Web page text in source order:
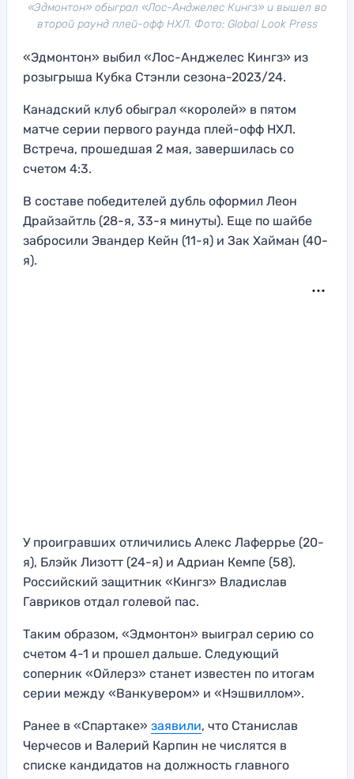
«Эдмонтон» обыграл «Лос-Анджелес Кингз» и вышел во
второй раунд плей-офф НХЛ. Фото: Global Look Press
«Эдмонтон» выбил «Лос-Анджелес Кингз» из
розыгрыша Кубка Стэнли сезона-2023/24.
Канадский клуб обыграл «королей» в пятом
матче серии первого раунда плей-офф НХЛ.
Встреча, прошедшая 2 мая, завершилась со
счетом 4:3.
В составе победителей дубль оформил Леон
Драйзайтль (28-я, 33-я минуты). Еще по шайбе
забросили Эвандер Кейн (11-я) и Зак Хайман (40-
я).
У проигравших отличились Алекс Лаферрье (20-
я), Блэйк Лизотт (24-я) и Адриан Кемпе (58).
Российский защитник «Кингз» Владислав
Гавриков отдал голевой пас.
Таким образом, «Эдмонтон» выиграл серию со
счетом 4-1 и прошел дальше. Следующий
соперник «Ойлерз» станет известен по итогам
серии между «Ванкувером» и «Нэшвиллом».
Ранее в «Спартаке» заявили, что Станислав
Черчесов и Валерий Карпин не числятся в
списке кандидатов на должность главного